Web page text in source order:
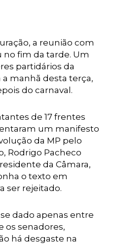
a reunião com
no fim da tarde. Um
partidários da
a manhã desta terça,
do carnaval.
de 17 frentes
um manifesto
da MP pelo
Rodrigo Pacheco
da Câmara,
o texto em
ser rejeitado.
dado apenas entre
os senadores,
há desgaste na